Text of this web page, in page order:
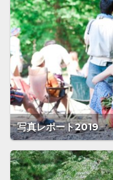
写真レポート2019